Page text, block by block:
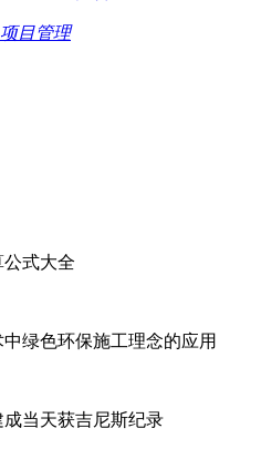
项目管理
式大全
绿色环保施工理念的应用
当天获吉尼斯纪录